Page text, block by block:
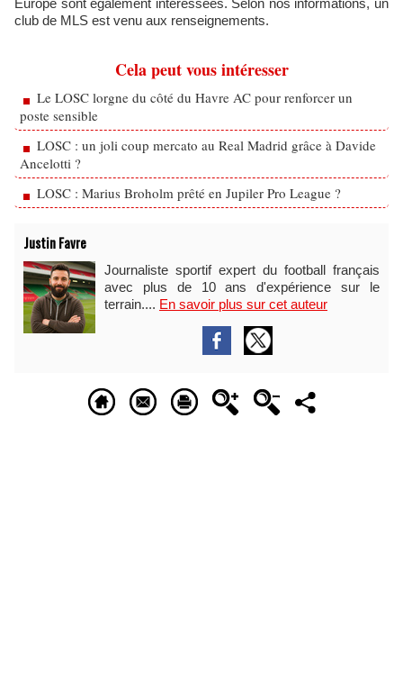
Europe sont également intéressées. Selon nos informations, un
club de MLS est venu aux renseignements.
Cela peut vous intéresser
Le LOSC lorgne du côté du Havre AC pour renforcer un
poste sensible
LOSC : un joli coup mercato au Real Madrid grâce à Davide
Ancelotti ?
LOSC : Marius Broholm prêté en Jupiler Pro League ?
Justin Favre
Journaliste sportif expert du football français
avec plus de 10 ans d'expérience sur le
terrain.... En savoir plus sur cet auteur